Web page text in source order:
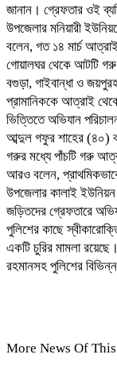
জানান। গ্রেফতার ওই
উপজেলার মনিয়ারী
বলেন, গত ১৪ মার্চ
গোয়ালঘর থেকে আটটি গরু
বগুড়া, গাইবান্ধা ও
প্রামানিককে আত্রাই
ভিত্তিতে অভিযান
আব্দুল গফুর শাহের (৪০)
গরুর মধ্যে পাঁচটি গরু
আরও বলেন,
উপজেলার কালাই
জড়িতদের গ্রেফতারে
পুলিশের কাছে
একটি চুরির মামলা
রহমানসহ পুলিশের বিভিন্ন
More News Of